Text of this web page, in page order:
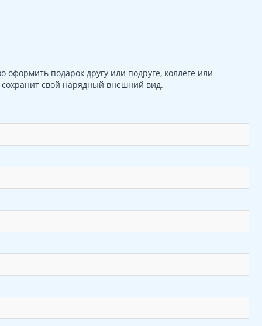
подарок другу или подруге, коллеге или
сохранит свой нарядный внешний вид.